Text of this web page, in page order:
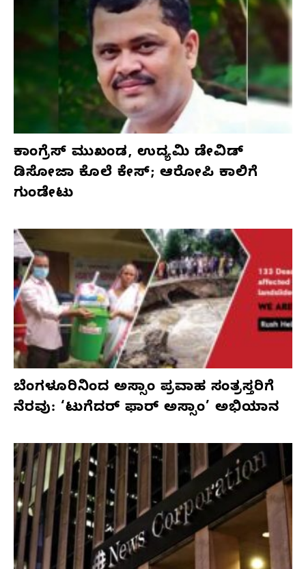
ಕಾಂಗ್ರೆಸ್‌ ಮುಖಂಡ, ಉದ್ಯಮಿ ಡೇವಿಡ್‌
ಡಿಸೋಜಾ ಕೊಲೆ ಕೇಸ್;‌ ಆರೋಪಿ ಕಾಲಿಗೆ
ಗುಂಡೇಟು
ಬೆಂಗಳೂರಿನಿಂದ ಅಸ್ಸಾಂ ಪ್ರವಾಹ ಸಂತ್ರಸ್ತರಿಗೆ
ನೆರವು: ‘ಟುಗೆದರ್ ಫಾರ್ ಅಸ್ಸಾಂ’ ಅಭಿಯಾನ